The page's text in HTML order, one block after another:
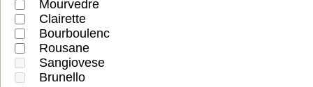
Mourvedre
Clairette
Bourboulenc
Rousane
Sangiovese
Brunello